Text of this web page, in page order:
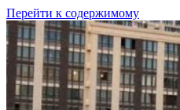
Перейти к содержимому